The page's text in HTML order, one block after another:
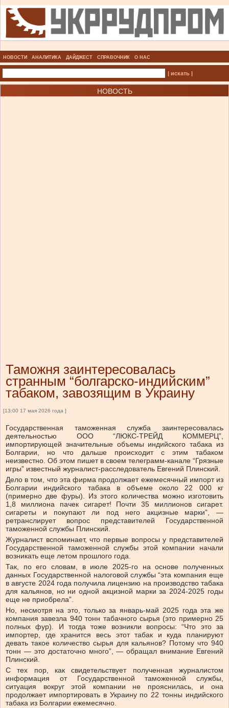
НОВОСТИ АНАЛИТИКА ДАЙДЖЕСТ СПРАВОЧНИК О НАС
| искать |
НОВОСТЬ
Таможня заинтересовалась
странным “болгарско-индийским”
табаком, завозящим в Украину
[13:00 17 мая 2026 года ]
Государственная таможенная служба заинтересовалась
деятельностью ООО “ЛЮКС-ТРЕЙД КОММЕРЦ”,
импортирующей значительные объемы индийского табака из
Болгарии, но что дальше происходит с этим табаком
неизвестно. Об этом пишет в своем телеграмм-канале “Грязные
игры” известный журналист-расследователь Евгений Плинский.
Дело в том, что эта фирма продолжает ежемесячный импорт из
Болгарии индийского табака в объеме около 22 000 кг
(примерно две фуры). Из этого количества можно изготовить
1,8 миллиона пачек сигарет! Почти 35 миллионов сигарет.
сигареты и покупают ли под него акцизные марки”, —
ретранслирует вопрос представителей Государственной
таможенной службы Плинский.
Журналист вспоминает, что первые вопросы у представителей
Государственной таможенной службы этой компании начали
возникать еще летом прошлого года.
Так, по его словам, в июле 2025-го на основе полученных
данных Государственной налоговой службы “эта компания еще
в августе 2024 года получила лицензию на производство табака
для кальянов, но ни одной акцизной марки за 2024-2025 годы
еще не приобрела”.
Но, несмотря на это, только за январь-май 2025 года эта же
компания завезла 940 тонн табачного сырья (это примерно 25
полных фур). И тогда тоже возникли вопросы: “Что это за
импортер, где хранится весь этот табак и куда планируют
девать такое количество сырья для кальянов? Потому что 940
тонн — это достаточно много”, — обращал внимание Евгений
Плинский.
С тех пор, как свидетельствует полученная журналистом
информация от Государственной таможенной службы,
ситуация вокруг этой компании не прояснилась, и она
продолжает импортировать в Украину по 22 тонны индийского
табака из Болгарии ежемесячно.